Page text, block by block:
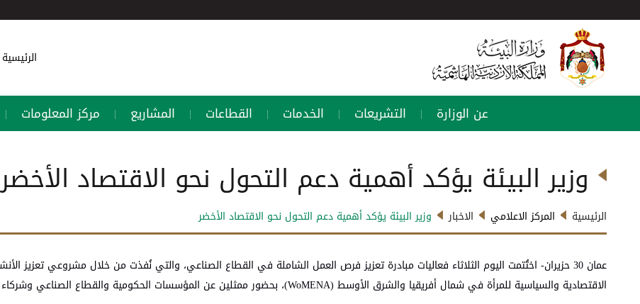
الرئيسية
عن الوزارة | التشريعات | الخدمات | القطاعات | المشاريع | مركز المعلومات |
وزير البيئة يؤكد أهمية دعم التحول نحو الاقتصاد الأخضر
الرئيسية المركز الاعلامي الاخبار وزير البيئة يؤكد أهمية دعم التحول نحو الاقتصاد الأخضر
الاقتصادية والسياسية للمرأة في شمال أفريقيا والشرق الأوسط (WoMENA)، بحضور ممثلين عن المؤسسات الحكومية والقطاع الصناعي وشركاء التنمية، برعاية وزير البيئة الدكتور أيمن سليمان